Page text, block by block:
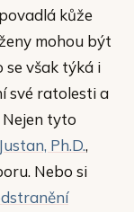
kůže
mohou být
se však týká i
své ratolesti a
tyto
Ph.D.,
Nebo si